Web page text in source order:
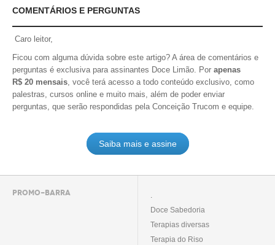
COMENTÁRIOS E PERGUNTAS
Caro leitor,
Ficou com alguma dúvida sobre este artigo? A área de comentários e
perguntas é exclusiva para assinantes Doce Limão. Por apenas
R$ 20 mensais, você terá acesso a todo conteúdo exclusivo, como
palestras, cursos online e muito mais, além de poder enviar
perguntas, que serão respondidas pela Conceição Trucom e equipe.
Saiba mais e assine
PROMO-BARRA
.
Doce Sabedoria
Terapias diversas
Terapia do Riso